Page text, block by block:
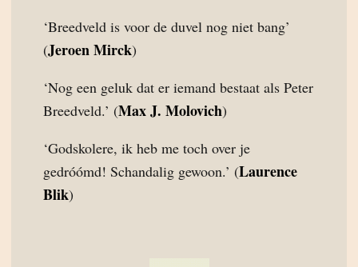
‘Breedveld is voor de duvel nog niet bang’
(Jeroen Mirck)
‘Nog een geluk dat er iemand bestaat als Peter
Breedveld.’ (Max J. Molovich)
‘Godskolere, ik heb me toch over je
gedróómd! Schandalig gewoon.’ (Laurence
Blik)